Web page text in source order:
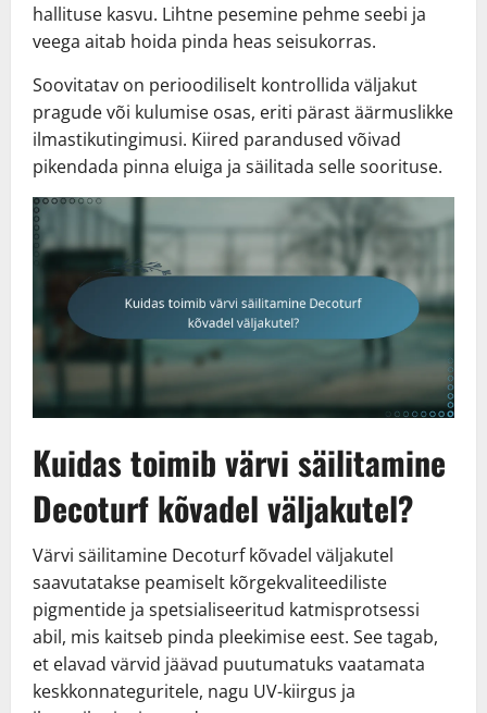
hallituse kasvu. Lihtne pesemine pehme seebi ja
veega aitab hoida pinda heas seisukorras.
Soovitatav on perioodiliselt kontrollida väljakut
pragude või kulumise osas, eriti pärast äärmuslikke
ilmastikutingimusi. Kiired parandused võivad
pikendada pinna eluiga ja säilitada selle soorituse.
Kuidas toimib värvi säilitamine
Decoturf kõvadel väljakutel?
Värvi säilitamine Decoturf kõvadel väljakutel
saavutatakse peamiselt kõrgekvaliteediliste
pigmentide ja spetsialiseeritud katmisprotsessi
abil, mis kaitseb pinda pleekimise eest. See tagab,
et elavad värvid jäävad puutumatuks vaatamata
keskkonnateguritele, nagu UV-kiirgus ja